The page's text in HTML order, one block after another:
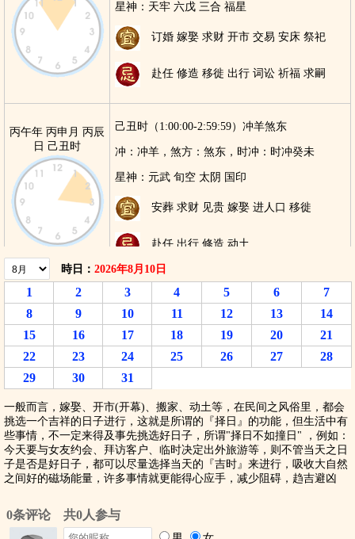
星神： 天牢 六戊 三合 福星
订婚 嫁娶 求财 开市 交易 安床 祭祀
赴任 修造 移徙 出行 词讼 祈福 求嗣
丙午年 丙申月 丙辰
日 己丑时
己丑时（1:00:00-2:59:59）冲羊煞东
冲： 冲羊， 煞方： 煞东， 时冲： 时冲癸未
星神： 元武 旬空 太阴 国印
安葬 求财 见贵 嫁娶 进人口 移徙
赴任 出行 修造 动土
丙午年 丙申月 丙辰
日 庚寅时
庚寅时（3:00:00-4:59:59）冲猴煞北
冲：冲猴，煞方：煞北，时冲：时冲甲申
星神：地兵 长生 司命 驿马
灶 祭祀 祈福 斋醮 酬神 赴任 出行
修造 动土
丙午年 丙申月 丙辰
辛卯时（5:00:00-6:59:59）冲鸡煞西
冲：
狗食 日害 勾陈
時日： 2026年8月10日
1 2 3 4 5 6
7
8
9 10 11 12 13
14
15
16 17 18 19 20
21
22
23 24 25 26 27
28
29
30 31
一般而言，嫁娶、开市(开幕)、搬家、动土等，在民间之风俗里，都会
挑选一个吉祥的日子进行，这就是所谓的『择日』的功能，但生活中有
些事情，不一定来得及事先挑选好日子，所谓"择日不如撞日" ，例如：
今天要与女友约会、拜访客户、临时决定出外旅游等，则不管当天之日
子是否是好日子，都可以尽量选择当天的『吉时』来进行，吸收大自然
之间好的磁场能量，许多事情就更能得心应手，减少阻碍，趋吉避凶